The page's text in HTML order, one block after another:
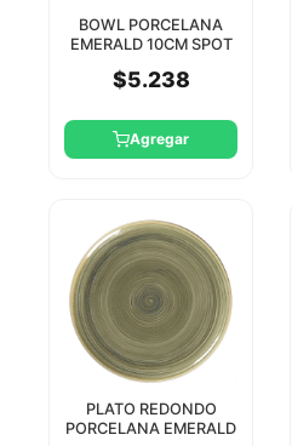
BOWL PORCELANA
EMERALD 10CM SPOT
$5.238
Agregar
PLATO REDONDO
PORCELANA EMERALD